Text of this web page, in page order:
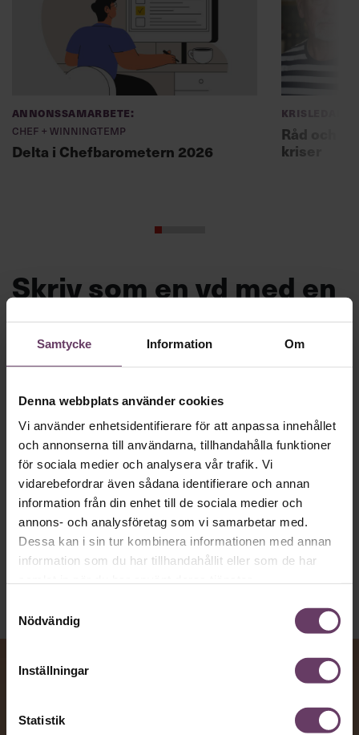
Samtycke Information Om
Denna webbplats använder cookies
Vi använder enhetsidentifierare för att anpassa innehållet
och annonserna till användarna, tillhandahålla funktioner
för sociala medier och analysera vår trafik. Vi
vidarebefordrar även sådana identifierare och annan
information från din enhet till de sociala medier och
annons- och analysföretag som vi samarbetar med.
Dessa kan i sin tur kombinera informationen med annan
information som du har tillhandahållit eller som de har
Nödvändig
Inställningar
Statistik
Annonssamarbete:
Chef + Winningtemp
Delta i Chefbarometern 2026
Råd och
kriser
Skriv som en vd med en
app
MVH VD
Kan en app som förvandlar
artighetsfraser, men gärna stavfel – vara
vägen för den som vill nå fram till
toppcheferna?
Kommunikation
Text:
Fredrik Kullberg
Publicerad2026-08-07